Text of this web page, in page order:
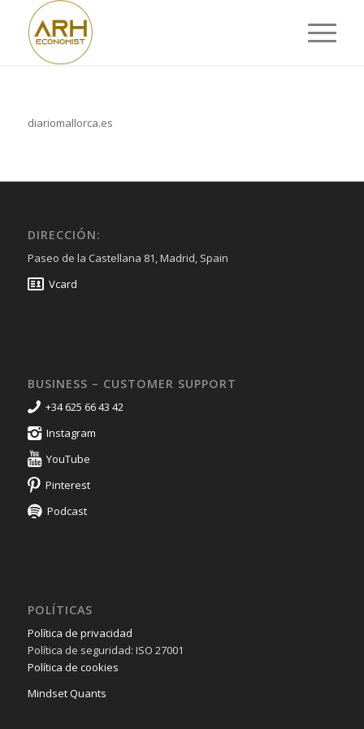
diariomallorca.es
DIRECCIÓN:
Paseo de la Castellana 81, Madrid, Spain
Vcard
BUSINESS – CUSTOMER SUPPORT
+34 625 66 43 42
Instagram
YouTube
Pinterest
Podcast
POLÍTICAS
Política de privacidad
Política de seguridad: ISO 27001
Política de cookies
Mindset Quants